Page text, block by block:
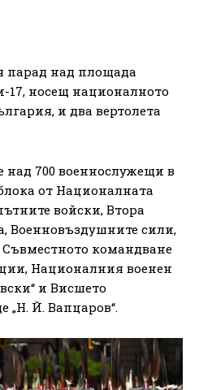
парад над площада
17, носещ националното
и два вертолета
над 700 военнослужещи в
от Националната
войски, Втора
Военновъздушните сили,
командване
Националния военен
и Висшето
„Н. Й. Вапцаров“.